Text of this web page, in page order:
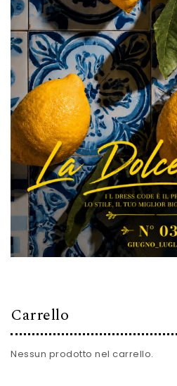
Carrello
Nessun prodotto nel carrello.